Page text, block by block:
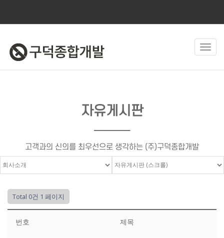
자유게시판
────
고객과의 신의를 최우선으로 생각하는 (주)구덕종합개발
Total 0건 1 페이지
번호 제목